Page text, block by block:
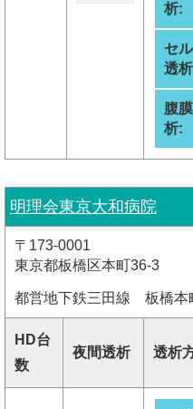
析:
セ
透
腹
析:
明理会東京大和病院
〒173-0001
東京都板橋区本町36-3
都営地下鉄三田線 板橋
HD台
数
夜間透析 透析